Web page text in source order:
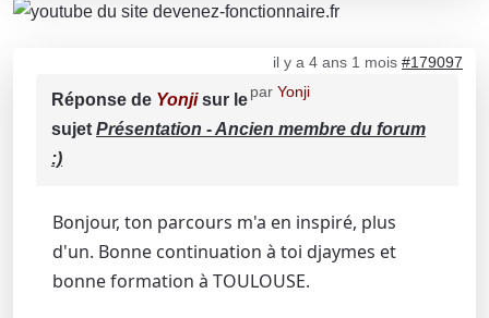
il y a 4 ans 1 mois #179097
par Yonji
Réponse de Yonjisur le
sujet Présentation - Ancien membre du forum
:)
Bonjour, ton parcours m'a en inspiré, plus
d'un. Bonne continuation à toi djaymes et
bonne formation à TOULOUSE.